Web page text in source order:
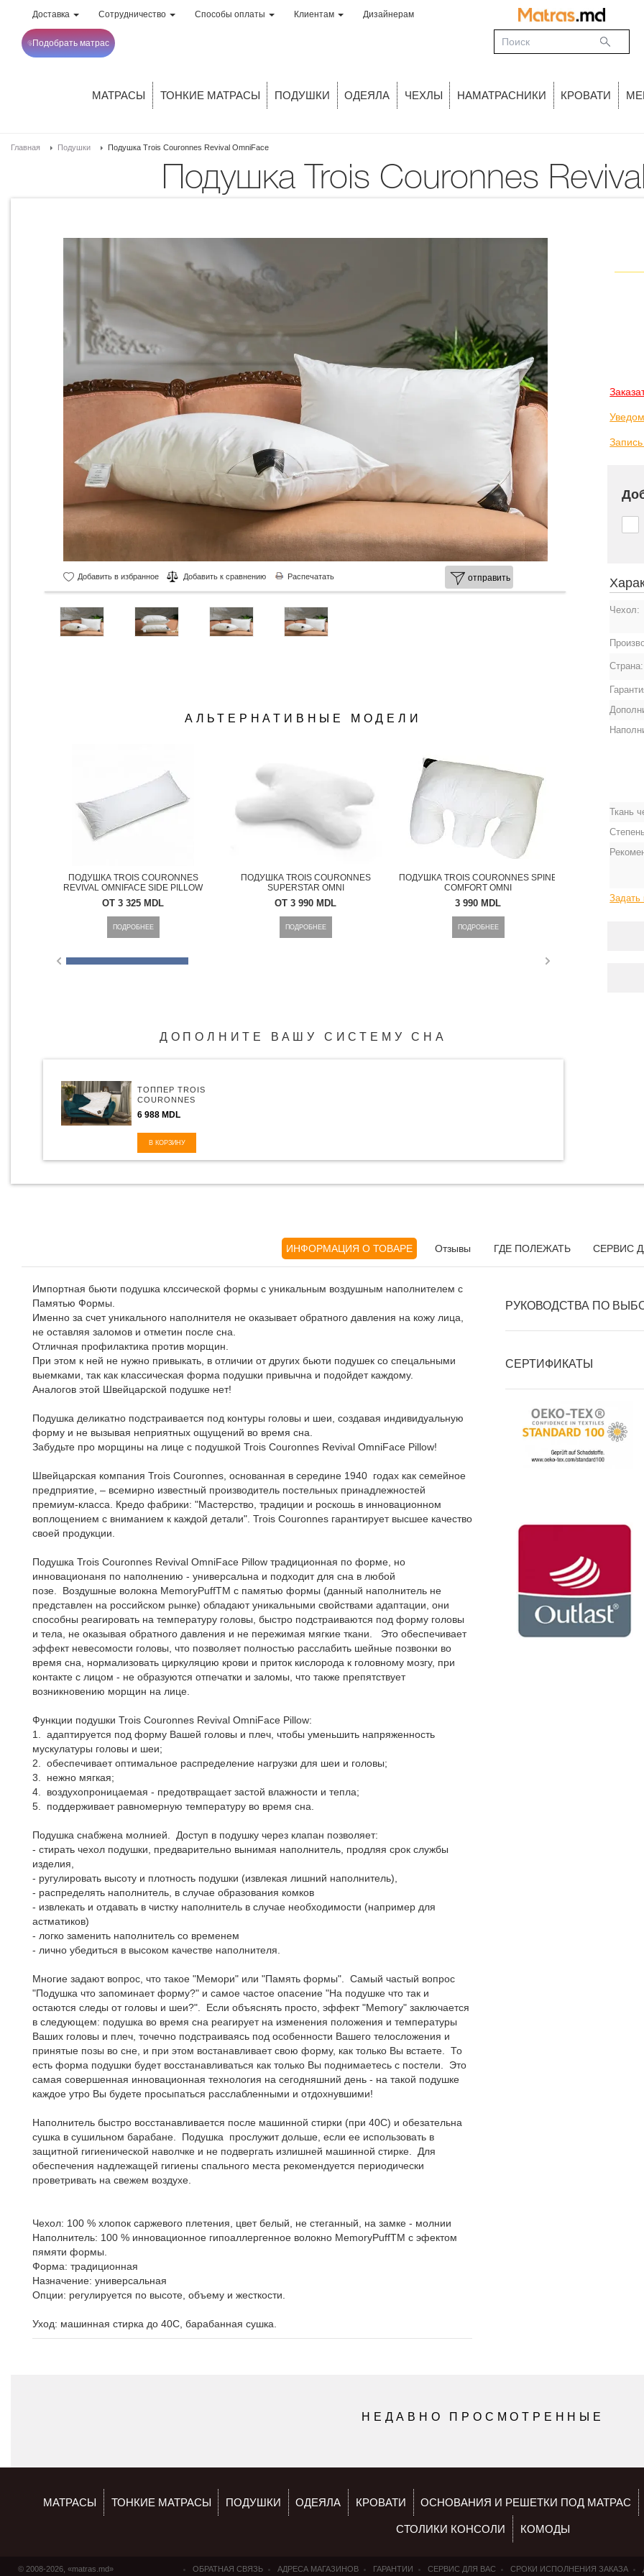
Доставка Сотрудничество Способы оплаты Клиентам Дизайнерам
Подобрать матрас
МАТРАСЫ ТОНКИЕ МАТРАСЫ ПОДУШКИ ОДЕЯЛА ЧЕХЛЫ НАМАТРАСНИКИ КРОВАТИ
Главная Подушки Подушка Trois Couronnes Revival OmniFace
Подушка Trois Couronnes
отправить
Добавить в избранное Добавить к сравнению Распечатать
АЛЬТЕРНАТИВНЫЕ МОДЕЛИ
БЫСТРЫЙ ПРОСМОТР
ПОДУШКА TROIS COURONNES
REVIVAL OMNIFACE SIDE PILLOW
ОТ 3 325 MDL
ПОДРОБНЕЕ
БЫСТРЫЙ ПРОСМОТР
ПОДУШКА TROIS COURONNES
SUPERSTAR OMNI
ОТ 3 990 MDL
ПОДРОБНЕЕ
БЫСТРЫЙ ПРОСМОТР
ПОДУШКА TROIS COURONNES SPINE
COMFORT OMNI
3 990 MDL
ПОДРОБНЕЕ
ДОПОЛНИТЕ ВАШУ СИСТЕМУ СНА
ТОППЕР TROIS
COURONNES
CLIMA NIGHT
INGEO TOPPER
6 988 MDL
В КОРЗИНУ
Чехол:
Страна:
Ткань
Задать
ИНФОРМАЦИЯ О ТОВАРЕ Отзывы ГДЕ ПОЛЕЖАТЬ СЕРВИС
Импортная бьюти подушка клссической формы с уникальным воздушным наполнителем с
Памятью Формы.
Именно за счет уникального наполнителя не оказывает обратного давления на кожу лица,
не оставляя заломов и отметин после сна.
Отличная профилактика против морщин.
При этом к ней не нужно привыкать, в отличии от других бьюти подушек со спецальными
выемками, так как классическая форма подушки привычна и подойдет каждому.
Аналогов этой Швейцарской подушке нет!
Подушка деликатно подстраивается под контуры головы и шеи, создавая индивидуальную
форму и не вызывая неприятных ощущений во время сна.
Забудьте про морщины на лице с подушкой Trois Couronnes Revival OmniFace Pillow!
Швейцарская компания Trois Couronnes, основанная в середине 1940 годах как семейное
предприятие, ‒ всемирно известный производитель постельных принадлежностей
премиум-класса. Кредо фабрики: "Мастерство, традиции и роскошь в инновационном
воплощением с вниманием к каждой детали". Trois Couronnes гарантирует высшее качество
своей продукции.
Подушка Trois Couronnes Revival OmniFace Pillow традиционная по форме, но
инновационаня по наполнению - универсальна и подходит для сна в любой
позе. Воздушные волокна MemoryPuffTM с памятью формы (данный наполнитель не
представлен на российском рынке) обладают уникальными свойствами адаптации, они
способны реагировать на температуру головы, быстро подстраиваются под форму головы
и тела, не оказывая обратного давления и не пережимая мягкие ткани. Это обеспечивает
эффект невесомости головы, что позволяет полностью расслабить шейные позвонки во
время сна, нормализовать циркуляцию крови и приток кислорода к головному мозгу, при
контакте с лицом - не образуются отпечатки и заломы, что также препятствует
возникновению морщин на лице.
Функции подушки Trois Couronnes Revival OmniFace Pillow:
1. адаптируется под форму Вашей головы и плеч, чтобы уменьшить напряженность
мускулатуры головы и шеи;
2. обеспечивает оптимальное распределение нагрузки для шеи и головы;
3. нежно мягкая;
4. воздухопроницаемая - предотвращает застой влажности и тепла;
5. поддерживает равномерную температуру во время сна.
Подушка снабжена молнией. Доступ в подушку через клапан позволяет:
- стирать чехол подушки, предварительно вынимая наполнитель, продляя срок службы
изделия,
- ругулировать высоту и плотность подушки (извлекая лишний наполнитель),
- распределять наполнитель, в случае образования комков
- извлекать и отдавать в чистку наполнитель в случае необходимости (например для
астматиков)
- логко заменить наполнитель со временем
- лично убедиться в высоком качестве наполнителя.
Многие задают вопрос, что такое "Мемори" или "Память формы". Самый частый вопрос
"Подушка что запоминает форму?" и самое частое опасение "На подушке что так и
остаются следы от головы и шеи?". Если объяснять просто, эффект "Memory" заключается
в следующем: подушка во время сна реагирует на изменения положения и температуры
Ваших головы и плеч, точечно подстраиваясь под особенности Вашего телосложения и
принятые позы во сне, и при этом востанавливает свою форму, как только Вы встаете. То
есть форма подушки будет восстанавливаться как только Вы поднимаетесь с постели. Это
самая совершенная инновационная технология на сегодняшний день - на такой подушке
каждое утро Вы будете просыпаться расслабленными и отдохнувшими!
Hаполнитель быстро восстанавливается после машинной стирки (при 40С) и обезательна
сушка в сушильном барабане. Подушка прослужит дольше, если ее использовать в
защитной гигиенической наволчке и не подвергать излишней машинной стирке. Для
обеспечения надлежащей гигиены спального места рекомендуется периодически
проветривать на свежем воздухе.
Чехол: 100 % хлопок саржевого плетения, цвет белый, не стеганный, на замке - молнии
Наполнитель: 100 % инновационное гипоаллергенное волокно MemoryPuffTM с эфектом
пямяти формы.
Форма: традиционная
Назначение: универсальная
Опции: регулируется по высоте, объему и жесткости.
Уход: машинная стирка до 40С, барабанная сушка.
РУКОВОДСТВА ПО
СЕРТИФИКАТЫ
НЕДАВНО ПРОСМОТРЕННЫЕ
МАТРАСЫ ТОНКИЕ МАТРАСЫ ПОДУШКИ ОДЕЯЛА КРОВАТИ ОСНОВАНИЯ И РЕШЕТКИ ПОД МАТРАС
СТОЛИКИ КОНСОЛИ КОМОДЫ
© 2008-2026, «matras.md» ОБРАТНАЯ СВЯЗЬ АДРЕСА МАГАЗИНОВ ГАРАНТИИ СЕРВИС ДЛЯ ВАС СРОКИ ИСПОЛНЕНИЯ ЗАКАЗА